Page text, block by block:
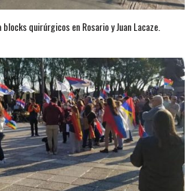
quirúrgicos en Rosario y Juan Lacaze.